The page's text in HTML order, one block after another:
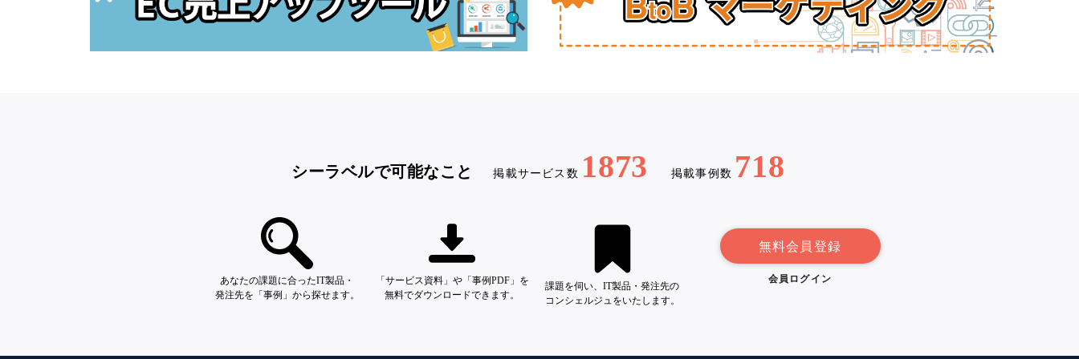
シーラベルで可能なこと 掲載サービス数 1873 掲載事例数 718
あなたの課題に合ったIT製品・
発注先を「事例」から探せます。
「サービス資料」や「事例PDF」を
無料でダウンロードできます。
課題を伺い、IT製品・発注先の
コンシェルジュをいたします。
無料会員登録
会員ログイン